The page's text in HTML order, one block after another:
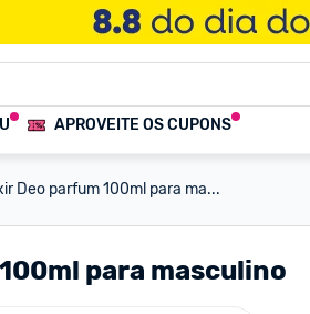
APROVEITE OS CUPONS
Deo parfum 100ml para ma...
para masculino